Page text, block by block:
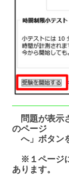
問題が表示
のページ
へ」ボタン
※１ページ
あります。